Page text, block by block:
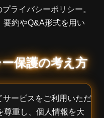
ライバシーポリシー。
要約やQ&A形式を用い
保護の考え方
ービスをご利用いただ
尊重し、個人情報を大